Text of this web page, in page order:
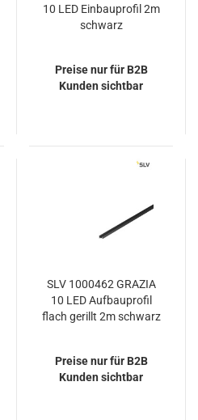
10 LED Einbauprofil 2m
schwarz
Preise nur für B2B
Kunden sichtbar
SLV 1000462 GRAZIA
10 LED Aufbauprofil
flach gerillt 2m schwarz
Preise nur für B2B
Kunden sichtbar